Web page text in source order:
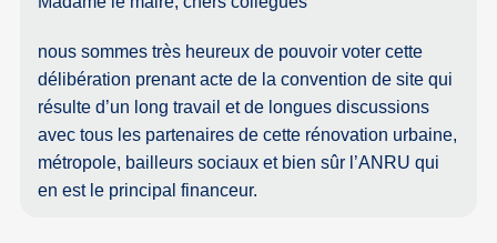
nous sommes très heureux de pouvoir voter cette
délibération prenant acte de la convention de site qui
résulte d’un long travail et de longues discussions
avec tous les partenaires de cette rénovation urbaine,
métropole, bailleurs sociaux et bien sûr l’ANRU qui
en est le principal financeur.